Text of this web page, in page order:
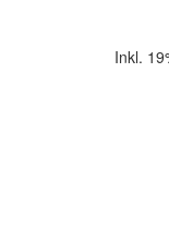
Inkl.